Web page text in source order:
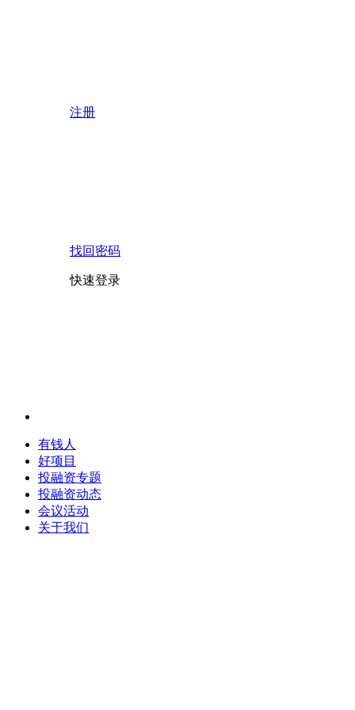
注册
找回密码
快速登录
有钱人
好项目
投融资专题
投融资动态
会议活动
关于我们